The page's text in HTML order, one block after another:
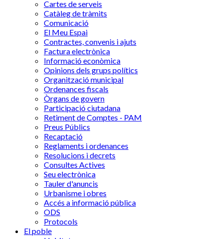
Cartes de serveis
Catàleg de tràmits
Comunicació
El Meu Espai
Contractes, convenis i ajuts
Factura electrònica
Informació econòmica
Opinions dels grups polítics
Organització municipal
Ordenances fiscals
Òrgans de govern
Participació ciutadana
Retiment de Comptes - PAM
Preus Públics
Recaptació
Reglaments i ordenances
Resolucions i decrets
Consultes Actives
Seu electrònica
Tauler d'anuncis
Urbanisme i obres
Accés a informació pública
ODS
Protocols
El poble